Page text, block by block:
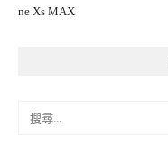
ne Xs MAX